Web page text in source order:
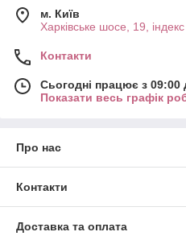
м. Київ
Харківське шосе, 19,
Контакти
Сьогодні працює з 09:00
Показати весь графік
Про нас
Контакти
Доставка та оплата